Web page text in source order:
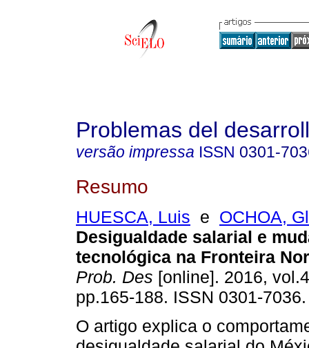
Problemas del
versão impressa ISSN 0301-
Resumo
HUESCA, Luis e OCHOA,
Desigualdade salarial e
tecnológica na Fronteira
Prob. Des [online]. 2016,
pp.165-188. ISSN 0301-7036.
O artigo explica o